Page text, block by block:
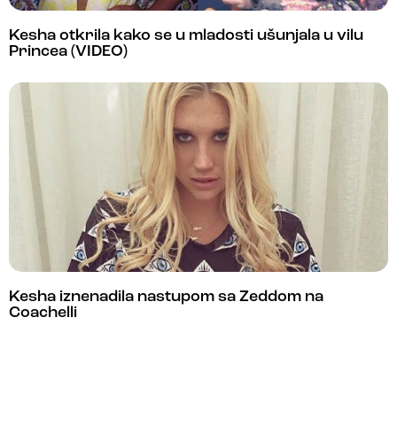
Kesha otkrila kako se u mladosti ušunjala u vilu
Princea (VIDEO)
Kesha iznenadila nastupom sa Zeddom na
Coachelli